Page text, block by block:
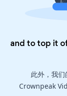
and to top it
此外，我
Crownpeak